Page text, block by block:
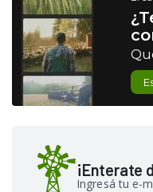
¡Enterate
Ingresá tu e-